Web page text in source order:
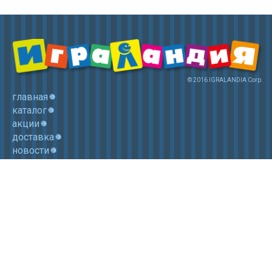
© 2016 IGRALANDIA Corp.
главная
каталог
акции
доставка
новости